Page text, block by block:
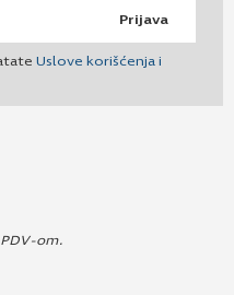
Prijava
Uslove korišćenja i
om.